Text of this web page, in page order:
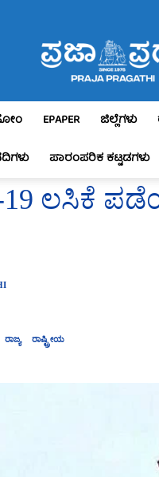
Pragathi
EPAPER ಜಿಲ್ಲೆಗಳು
ಪಾರಂಪರಿಕ ಕಟ್ಟಡಗಳು
ಲಸಿಕೆ
ರಾಜ್ಯ ರಾಷ್ಟ್ರೀಯ